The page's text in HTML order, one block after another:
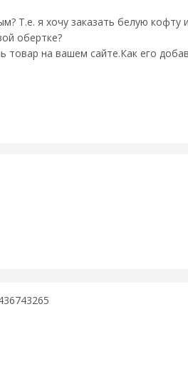
Т.е. я хочу заказать белую кофту
обертке?
товар на вашем сайте.Как его